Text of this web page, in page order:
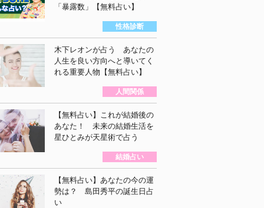
「暴露数」【無料占い】
性格診断
木下レオンが占う あなたの
人生を良い方向へと導いてく
れる重要人物【無料占い】
人間関係
【無料占い】これが結婚後の
あなた！ 未来の結婚生活を
星ひとみが天星術で占う
結婚占い
【無料占い】あなたの今の運
勢は？ 島田秀平の誕生日占
い